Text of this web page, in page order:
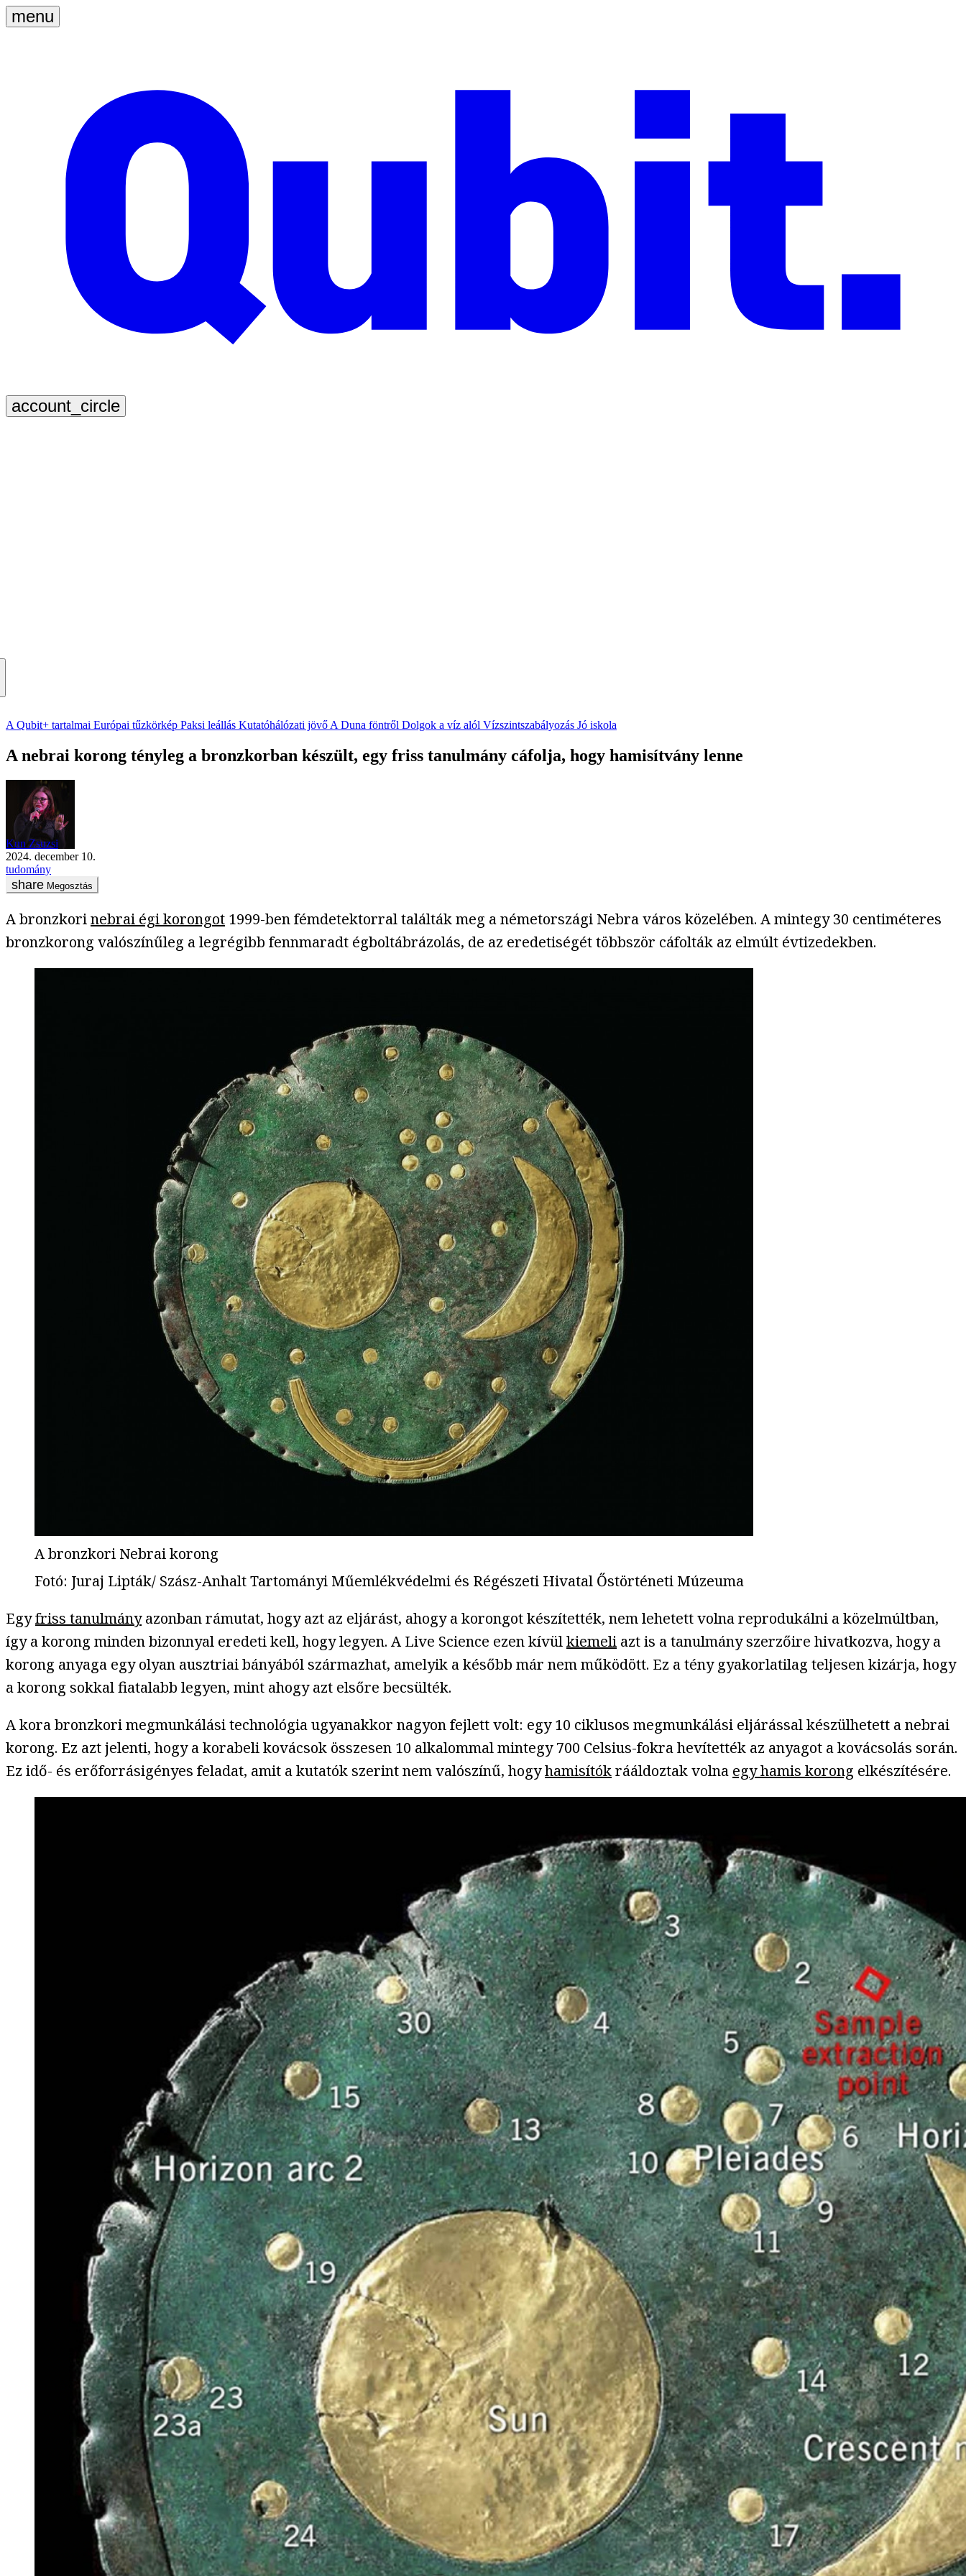
A Qubit+ tartalmai Európai tűzkörkép Paksi leállás Kutatóhálózati jövő A Duna föntről Dolgok a víz alól Vízszintszabályozás Jó iskola
A nebrai korong tényleg a bronzkorban készült, egy friss tanulmány cáfolja, hogy hamisítvány lenne
Kun Zsuzsi
2024. december 10.
tudomány
Megosztás
A bronzkorinebrai égi korongot 1999-ben fémdetektorral találták meg a németországi Nebra város közelében. A mintegy 30 centiméteres
bronzkorong valószínűleg a legrégibb fennmaradt égboltábrázolás, de az eredetiségét többször cáfolták az elmúlt évtizedekben.
A bronzkori Nebrai korong
Fotó: Juraj Lipták/ Szász-Anhalt Tartományi Műemlékvédelmi és Régészeti Hivatal Őstörténeti Múzeuma
Egyfriss tanulmányazonban rámutat, hogy azt az eljárást, ahogy a korongot készítették, nem lehetett volna reprodukálni a közelmúltban,
így a korong minden bizonnyal eredeti kell, hogy legyen. A Live Science ezen kívülkiemeli azt is a tanulmány szerzőire hivatkozva, hogy a
korong anyaga egy olyan ausztriai bányából származhat, amelyik a később már nem működött. Ez a tény gyakorlatilag teljesen kizárja, hogy
a korong sokkal fiatalabb legyen, mint ahogy azt elsőre becsülték.
A kora bronzkori megmunkálási technológia ugyanakkor nagyon fejlett volt: egy 10 ciklusos megmunkálási eljárással készülhetett a nebrai
korong. Ez azt jelenti, hogy a korabeli kovácsok összesen 10 alkalommal mintegy 700 Celsius-fokra hevítették az anyagot a kovácsolás során.
Ez idő- és erőforrásigényes feladat, amit a kutatók szerint nem valószínű, hogyhamisítókrááldoztak volna egy hamis korong elkészítésére.